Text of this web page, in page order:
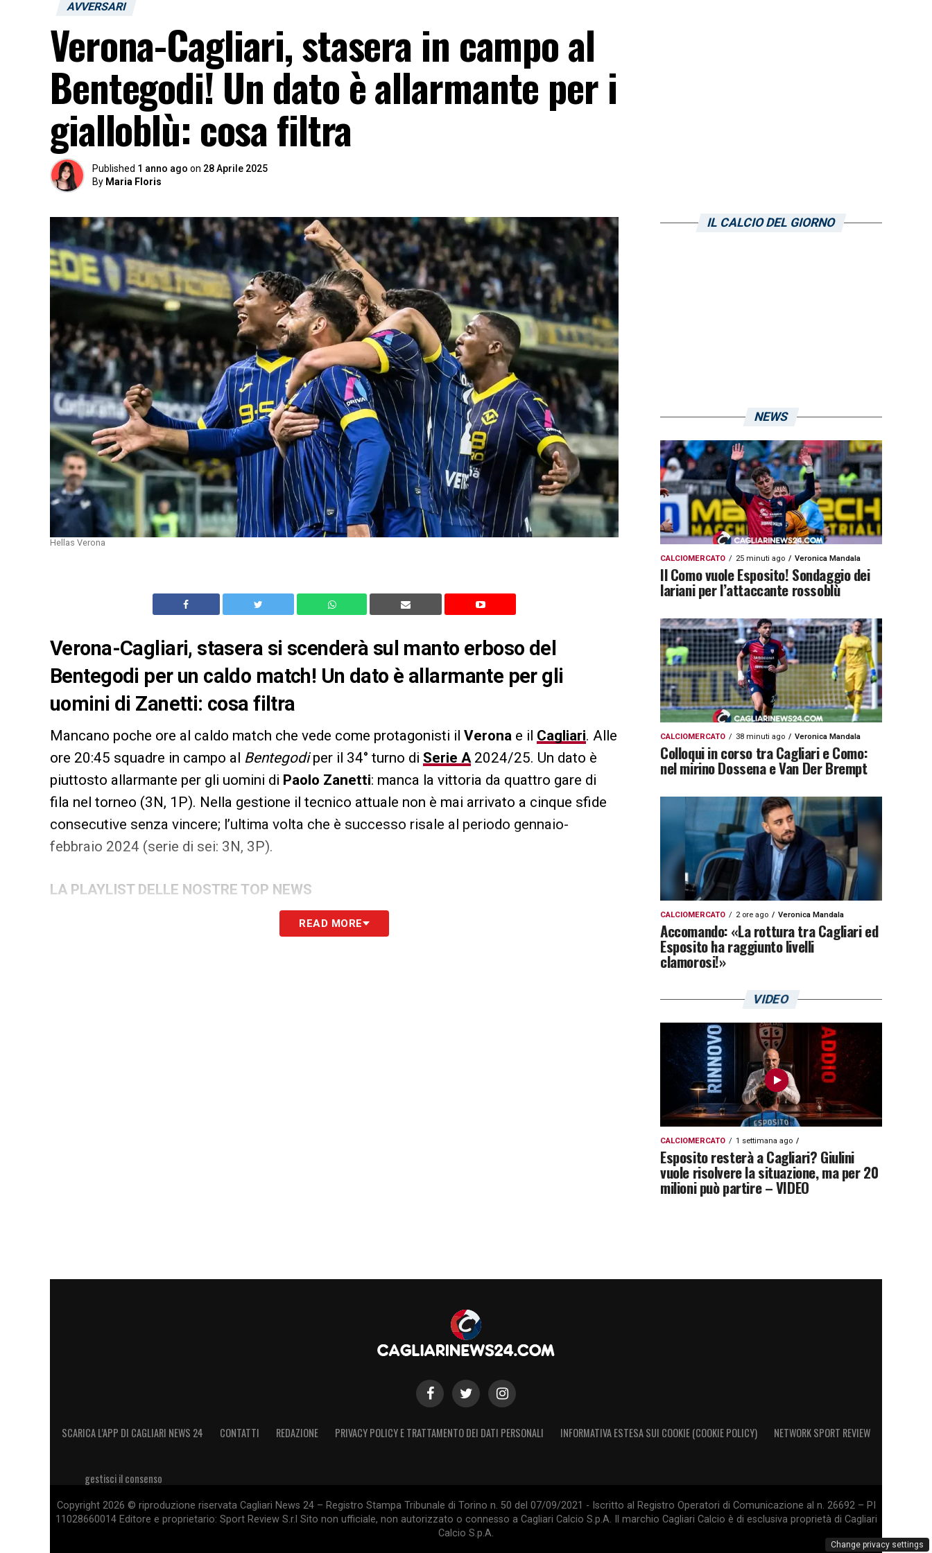
AVVERSARI
Verona-Cagliari, stasera in campo al
Bentegodi! Un dato è allarmante per i
gialloblù: cosa filtra
Published 1 anno ago on 28 Aprile 2025
By Maria Floris
Hellas Verona
Verona-Cagliari, stasera si scenderà sul manto erboso del
Bentegodi per un caldo match! Un dato è allarmante per gli
uomini di Zanetti: cosa filtra
Mancano poche ore al caldo match che vede come protagonisti il Verona e il Cagliari. Alle
ore 20:45 squadre in campo al Bentegodiper il 34° turno di Serie A2024/25. Un dato è
piuttosto allarmante per gli uomini di Paolo Zanetti: manca la vittoria da quattro gare di
fila nel torneo (3N, 1P). Nella gestione il tecnico attuale non è mai arrivato a cinque sfide
consecutive senza vincere; l’ultima volta che è successo risale al periodo gennaio-
febbraio 2024 (serie di sei: 3N, 3P).
LA PLAYLIST DELLE NOSTRE TOP NEWS
READ MORE
IL CALCIO DEL GIORNO
NEWS
CALCIOMERCATO 25 minuti ago Veronica Mandala
Il Como vuole Esposito! Sondaggio dei
lariani per l’attaccante rossoblù
CALCIOMERCATO 38 minuti ago Veronica Mandala
Colloqui in corso tra Cagliari e Como:
nel mirino Dossena e Van Der Brempt
CALCIOMERCATO 2 ore ago Veronica Mandala
Accomando: «La rottura tra Cagliari ed
Esposito ha raggiunto livelli
clamorosi!»
VIDEO
CALCIOMERCATO 1 settimana ago
Esposito resterà a Cagliari? Giulini
vuole risolvere la situazione, ma per 20
milioni può partire – VIDEO
SCARICA L’APP DI CAGLIARI NEWS 24 CONTATTI REDAZIONE PRIVACY POLICY E TRATTAMENTO DEI DATI PERSONALI INFORMATIVA ESTESA SUI COOKIE (COOKIE POLICY) NETWORK SPORT REVIEW
gestisci il consenso
Copyright 2026 © riproduzione riservata Cagliari News 24 – Registro Stampa Tribunale di Torino n. 50 del 07/09/2021 - Iscritto al Registro Operatori di Comunicazione al n. 26692 – PI
11028660014 Editore e proprietario: Sport Review S.r.l Sito non ufficiale, non autorizzato o connesso a Cagliari Calcio S.p.A. Il marchio Cagliari Calcio è di esclusiva proprietà di Cagliari
Calcio S.p.A.
Change privacy settings